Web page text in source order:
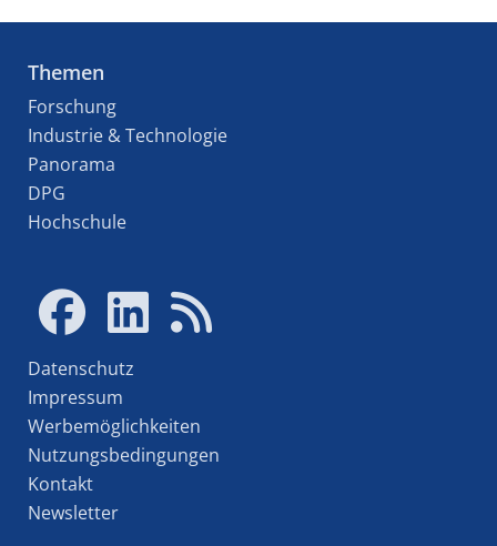
Themen
Forschung
Industrie & Technologie
Panorama
DPG
Hochschule
Datenschutz
Impressum
Werbemöglichkeiten
Nutzungsbedingungen
Kontakt
Newsletter